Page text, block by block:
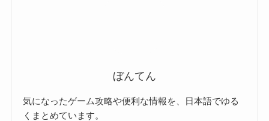
ぼんてん
気になったゲーム攻略や便利な情報を、日本語でゆる
くまとめています。